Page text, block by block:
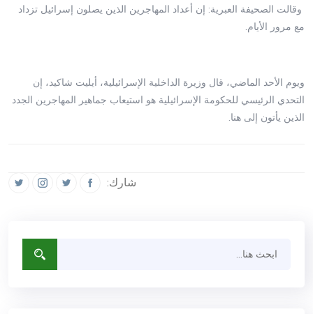
وقالت الصحيفة العبرية: إن أعداد المهاجرين الذين يصلون إسرائيل تزداد
مع مرور الأيام.
ويوم الأحد الماضي، قال وزيرة الداخلية الإسرائيلية، أيليت شاكيد، إن
التحدي الرئيسي للحكومة الإسرائيلية هو استيعاب جماهير المهاجرين الجدد
الذين يأتون إلى هنا.
شارك: